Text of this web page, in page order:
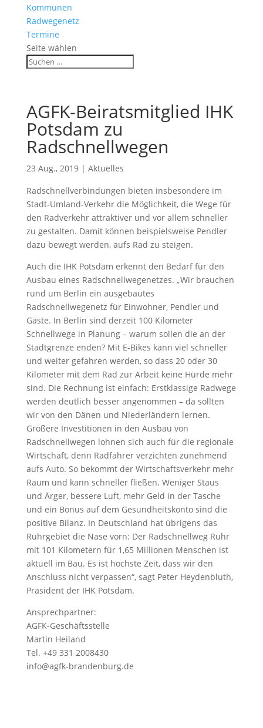
Kommunen
Radwegenetz
Termine
Seite wählen
AGFK-Beiratsmitglied IHK
Potsdam zu
Radschnellwegen
23 Aug., 2019| Aktuelles
Radschnellverbindungen bieten insbesondere im
Stadt-Umland-Verkehr die Möglichkeit, die Wege für
den Radverkehr attraktiver und vor allem schneller
zu gestalten. Damit können beispielsweise Pendler
dazu bewegt werden, aufs Rad zu steigen.
Auch die IHK Potsdam erkennt den Bedarf für den
Ausbau eines Radschnellwegenetzes. „Wir brauchen
rund um Berlin ein ausgebautes
Radschnellwegenetz für Einwohner, Pendler und
Gäste. In Berlin sind derzeit 100 Kilometer
Schnellwege in Planung – warum sollen die an der
Stadtgrenze enden? Mit E-Bikes kann viel schneller
und weiter gefahren werden, so dass 20 oder 30
Kilometer mit dem Rad zur Arbeit keine Hürde mehr
sind. Die Rechnung ist einfach: Erstklassige Radwege
werden deutlich besser angenommen – da sollten
wir von den Dänen und Niederländern lernen.
Größere Investitionen in den Ausbau von
Radschnellwegen lohnen sich auch für die regionale
Wirtschaft, denn Radfahrer verzichten zunehmend
aufs Auto. So bekommt der Wirtschaftsverkehr mehr
Raum und kann schneller fließen. Weniger Staus
und Ärger, bessere Luft, mehr Geld in der Tasche
und ein Bonus auf dem Gesundheitskonto sind die
positive Bilanz. In Deutschland hat übrigens das
Ruhrgebiet die Nase vorn: Der Radschnellweg Ruhr
mit 101 Kilometern für 1,65 Millionen Menschen ist
aktuell im Bau. Es ist höchste Zeit, dass wir den
Anschluss nicht verpassen“, sagt Peter Heydenbluth,
Präsident der IHK Potsdam.
Ansprechpartner:
AGFK-Geschäftsstelle
Martin Heiland
Tel. +49 331 2008430
info@agfk-brandenburg.de